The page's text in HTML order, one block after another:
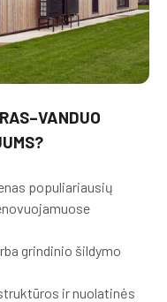
populiariausių
grindinio šildymo
ir nuolatinės